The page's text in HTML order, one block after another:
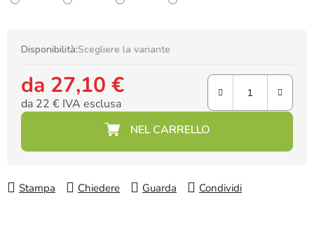
Disponibilità:Scegliere la variante
da 27,10 €
da 22 € IVA esclusa
Prezzo della misura:
Stampa Chiedere Guarda Condividi